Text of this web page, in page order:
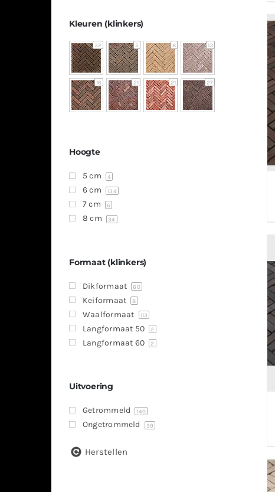
Kleuren (klinkers)
32 5 8 13
16 21 21 27
Hoogte
5 cm 4
6 cm 134
7 cm 6
8 cm 34
Formaat (klinkers)
Dikformaat 60
Keiformaat 8
Waalformaat 113
Langformaat 50 2
Langformaat 60 2
Uitvoering
Getrommeld 140
Ongetrommeld 39
Herstellen